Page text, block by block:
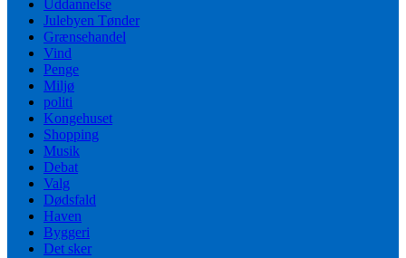
Uddannelse
Julebyen Tønder
Grænsehandel
Vind
Penge
Miljø
politi
Kongehuset
Shopping
Musik
Debat
Valg
Dødsfald
Haven
Byggeri
Det sker